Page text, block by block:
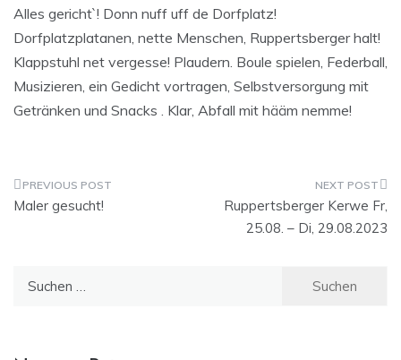
Alles gericht`! Donn nuff uff de Dorfplatz!
Dorfplatzplatanen, nette Menschen, Ruppertsberger halt!
Klappstuhl net vergesse! Plaudern. Boule spielen, Federball,
Musizieren, ein Gedicht vortragen, Selbstversorgung mit
Getränken und Snacks . Klar, Abfall mit hääm nemme!
Beitragsnavigation
Maler gesucht!
Ruppertsberger Kerwe Fr,
25.08. – Di, 29.08.2023